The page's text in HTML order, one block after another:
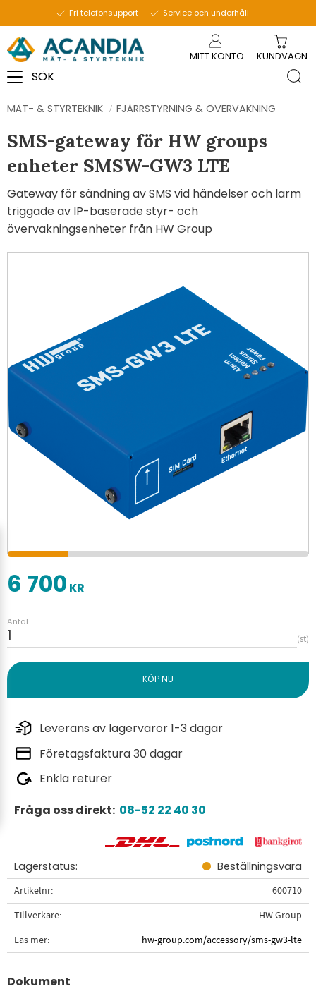
Fri telefonsupport Service och underhåll
MITT KONTO KUNDVAGN
MÄT- & STYRTEKNIK FJÄRRSTYRNING & ÖVERVAKNING
SMS-gateway för HW groups
enheter SMSW-GW3 LTE
Gateway för sändning av SMS vid händelser och larm
triggade av IP-baserade styr- och
övervakningsenheter från HW Group
6 700 KR
Antal
st
Leverans av lagervaror 1-3 dagar
Företagsfaktura 30 dagar
Enkla returer
Fråga oss direkt: 08-52 22 40 30
Lagerstatus Beställningsvara
Artikelnr
600710
Tillverkare
HW Group
Läs mer
hw-group.com/accessory/sms-gw3-lte
Dokument